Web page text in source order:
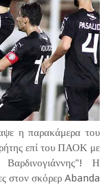
η παρακάμερα του
επί του ΠΑΟΚ με
Η
στον σκόρερ Abanda